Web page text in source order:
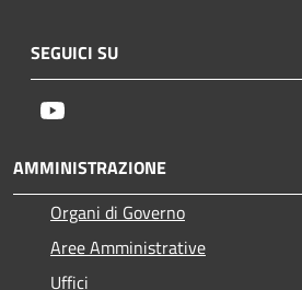
SEGUICI SU
AMMINISTRAZIONE
Organi di Governo
Aree Amministrative
Uffici